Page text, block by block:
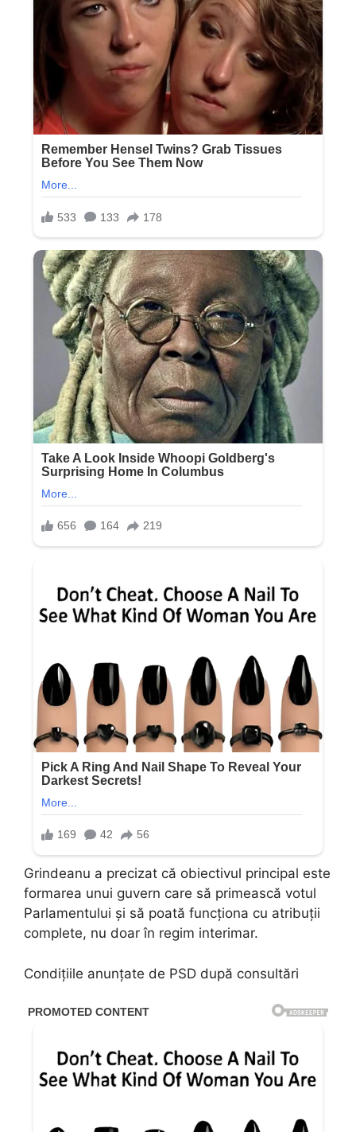
Grindeanu a precizat că obiectivul principal este
formarea unui guvern care să primească votul
Parlamentului și să poată funcționa cu atribuții
complete, nu doar în regim interimar.
Condițiile anunțate de PSD după consultări